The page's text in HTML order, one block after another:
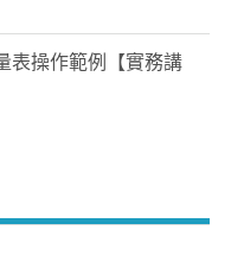
表操作範例【實務講